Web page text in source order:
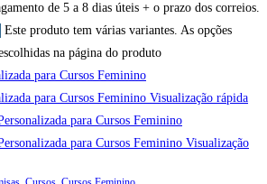
de 5 a 8 dias úteis + o prazo dos correios.
Este produto tem várias variantes. As opções
na página do produto
Visualização rápida
Visualização